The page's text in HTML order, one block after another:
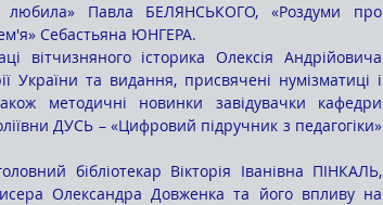
любила» Павла БЕЛЯНСЬКОГО, «Роздуми про
Себастьяна ЮНГЕРА.
та видання, присвячені нумізматиці і
методичні новинки завідувачки кафедри
ДУСЬ – «Цифровий підручник з педагогіки»
Олександра Довженка та його впливу на